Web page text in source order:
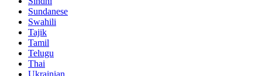
Sundanese
Swahili
Tajik
Tamil
Telugu
Thai